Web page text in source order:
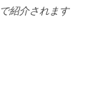
で紹介されます